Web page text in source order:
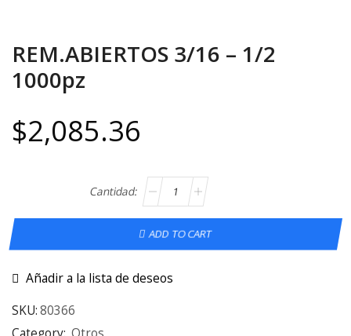
REM.ABIERTOS 3/16 – 1/2
1000pz
$2,085.36
ADD TO CART
Añadir a la lista de deseos
SKU:80366